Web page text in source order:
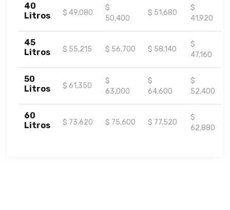
40
Litros
$ 49,080
$
50,400
$ 51,680
$
41,920
45
Litros
$ 55,215 $ 56,700 $ 58,140
$
47,160
50
Litros
$ 61,350
$
63,000
$
64,600
$
52,400
60
Litros
$ 73,620 $ 75,600 $ 77,520
$
62,880